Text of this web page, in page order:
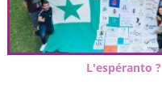
L'espéranto ?